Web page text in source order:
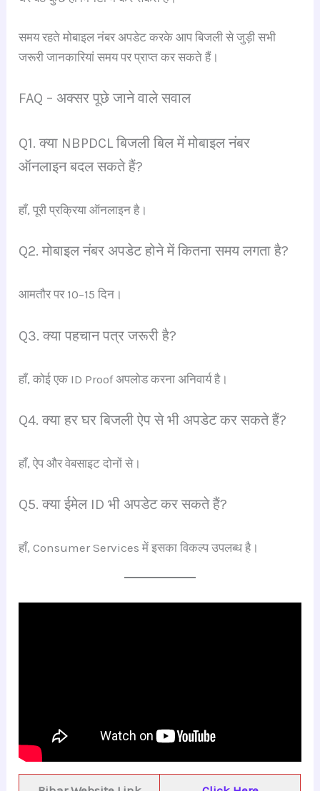
समय रहते मोबाइल नंबर अपडेट करके आप बिजली से जुड़ी सभी
जरूरी जानकारियां समय पर प्राप्त कर सकते हैं।
FAQ – अक्सर पूछे जाने वाले सवाल
Q1. क्या NBPDCL बिजली बिल में मोबाइल नंबर
ऑनलाइन बदल सकते हैं?
हाँ, पूरी प्रक्रिया ऑनलाइन है।
Q2. मोबाइल नंबर अपडेट होने में कितना समय लगता है?
आमतौर पर 10–15 दिन।
Q3. क्या पहचान पत्र जरूरी है?
हाँ, कोई एक ID Proof अपलोड करना अनिवार्य है।
Q4. क्या हर घर बिजली ऐप से भी अपडेट कर सकते हैं?
हाँ, ऐप और वेबसाइट दोनों से।
Q5. क्या ईमेल ID भी अपडेट कर सकते हैं?
हाँ, Consumer Services में इसका विकल्प उपलब्ध है।